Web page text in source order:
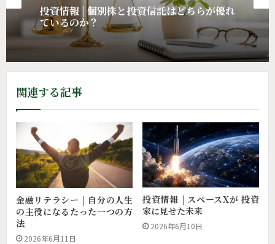
投資情報
投資情報 | 個別株と投資信託はどちらが優れ
ているのか？
金融リテラシー | テンバガー株より “大きな
リターン”をくれたもの
関連する記事
金融リテラシー | 自分の人生
の主役になるたった一つの方
法
2026年6月11日
投資情報 | スペースXが 投資
家に見せた未来
2026年6月10日